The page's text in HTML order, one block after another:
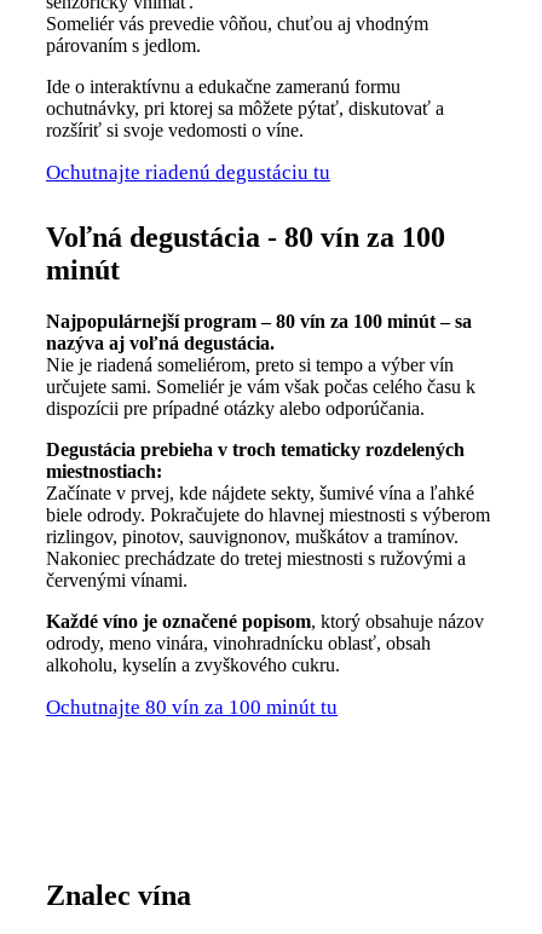
Someliér vás prevedie vôňou, chuťou aj vhodným
párovaním s jedlom.
Ide o interaktívnu a edukačne zameranú formu
ochutnávky, pri ktorej sa môžete pýtať, diskutovať a
rozšíriť si svoje vedomosti o víne.
Ochutnajte riadenú degustáciu tu
Voľná degustácia - 80 vín za 100
minút
Najpopulárnejší program – 80 vín za 100 minút – sa
nazýva aj voľná degustácia.
Nie je riadená someliérom, preto si tempo a výber vín
určujete sami. Someliér je vám však počas celého času k
dispozícii pre prípadné otázky alebo odporúčania.
Degustácia prebieha v troch tematicky rozdelených
miestnostiach:
Začínate v prvej, kde nájdete sekty, šumivé vína a ľahké
biele odrody. Pokračujete do hlavnej miestnosti s výberom
rizlingov, pinotov, sauvignonov, muškátov a tramínov.
Nakoniec prechádzate do tretej miestnosti s ružovými a
červenými vínami.
Každé víno je označené popisom, ktorý obsahuje názov
odrody, meno vinára, vinohradnícku oblasť, obsah
alkoholu, kyselín a zvyškového cukru.
Ochutnajte 80 vín za 100 minút tu
Znalec vína